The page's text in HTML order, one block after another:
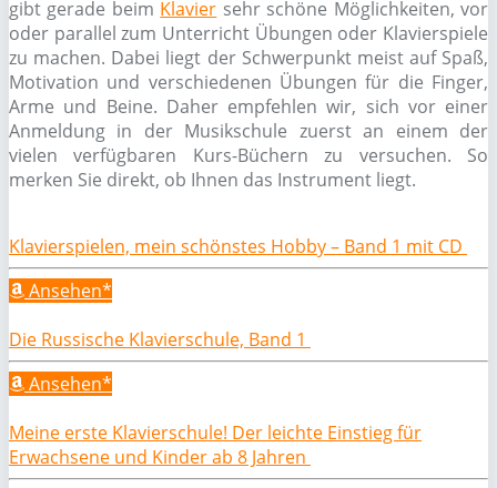
gibt gerade beim Klavier sehr schöne Möglichkeiten, vor
oder parallel zum Unterricht Übungen oder Klavierspiele
zu machen. Dabei liegt der Schwerpunkt meist auf Spaß,
Motivation und verschiedenen Übungen für die Finger,
Arme und Beine. Daher empfehlen wir, sich vor einer
Anmeldung in der Musikschule zuerst an einem der
vielen verfügbaren Kurs-Büchern zu versuchen. So
merken Sie direkt, ob Ihnen das Instrument liegt.
Klavierspielen, mein schönstes Hobby – Band 1 mit CD
Ansehen*
Die Russische Klavierschule, Band 1
Ansehen*
Meine erste Klavierschule! Der leichte Einstieg für
Erwachsene und Kinder ab 8 Jahren